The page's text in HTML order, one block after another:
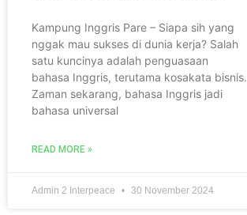
Kampung Inggris Pare – Siapa sih yang
nggak mau sukses di dunia kerja? Salah
satu kuncinya adalah penguasaan
bahasa Inggris, terutama kosakata bisnis.
Zaman sekarang, bahasa Inggris jadi
bahasa universal
READ MORE »
Admin 2 Interpeace 30 November 2024